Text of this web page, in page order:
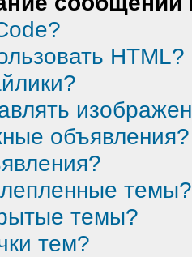
HTML?
объявления?
темы?
темы?
тем?